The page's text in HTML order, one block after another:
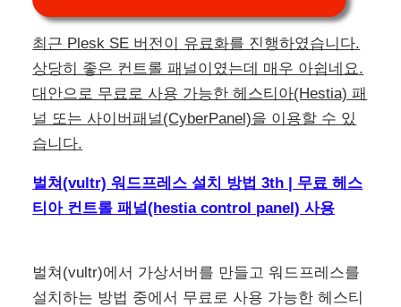
최근 Plesk SE 버전이 유료화를 진행하였습니다.
상당히 좋은 컨트롤 패널이였는데 매우 아쉽네요.
대안으로 무료로 사용 가능한 헤스티아(Hestia) 패
널 또는 사이버패널(CyberPanel)을 이용할 수 있
습니다.
벌쳐(vultr) 워드프레스 설치 방법 3th | 무료 헤스
티아 컨트롤 패널(hestia control panel) 사용
벌쳐(vultr)에서 가상서버를 만들고 워드프레스를
설치하는 방법 중에서 무료로 사용 가능한 헤스티